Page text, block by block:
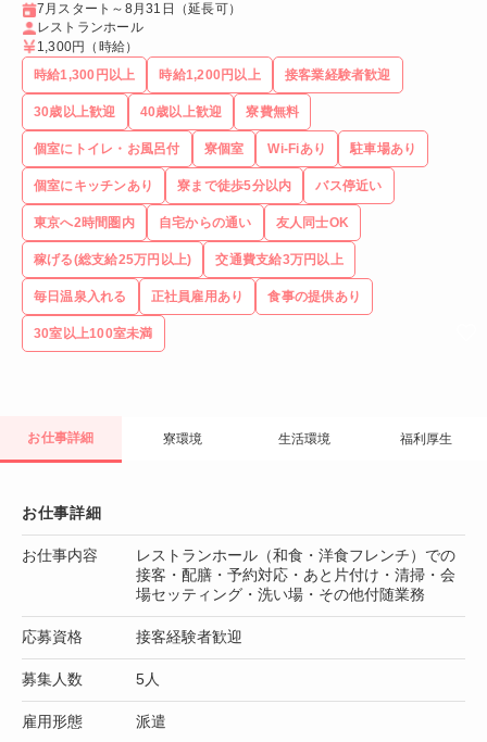
7月スタート～8月31日（延長可）
レストランホール
1,300円 （時給）
時給1,300円以上
時給1,200円以上 接客業経験者歓迎
30歳以上歓迎 40歳以上歓迎 寮費無料
個室にトイレ・お風呂付 寮個室 Wi-Fiあり 駐車場あり
個室にキッチンあり 寮まで徒歩5分以内 バス停近い
東京へ2時間圏内 自宅からの通い 友人同士OK
稼げる(総支給25万円以上) 交通費支給3万円以上
毎日温泉入れる 正社員雇用あり 食事の提供あり
30室以上100室未満
お仕事詳細 寮環境 生活環境 福利厚生
お仕事詳細
お仕事内容
レストランホール（和食・洋食フレンチ）での
接客・配膳・予約対応・あと片付け・清掃・会
場セッティング・洗い場・その他付随業務
応募資格 接客経験者歓迎
募集人数 5人
雇用形態 派遣